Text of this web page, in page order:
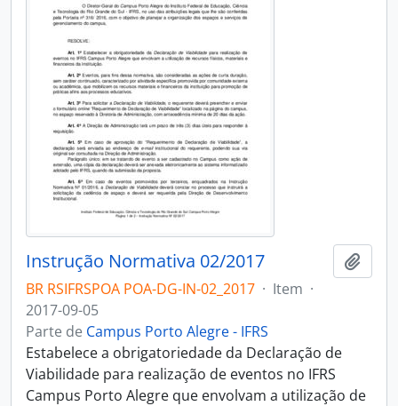
Instrução Normativa 02/2017
BR RSIFRSPOA POA-DG-IN-02_2017 · Item ·
2017-09-05
Parte de Campus Porto Alegre - IFRS
Estabelece a obrigatoriedade da Declaração de
Viabilidade para realização de eventos no IFRS
Campus Porto Alegre que envolvam a utilização de